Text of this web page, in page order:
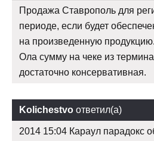
Продажа Ставрополь для
периоде, если будет
на произведенную
Ола сумму на чеке из
достаточно консервативная.
Kolichestvo ответил(а)
2014 15:04 Караул парадокс